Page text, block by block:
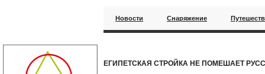
Новости Снаряжение
ЕГИПЕТСКАЯ СТРОЙКА НЕ ПОМЕШАЕТ